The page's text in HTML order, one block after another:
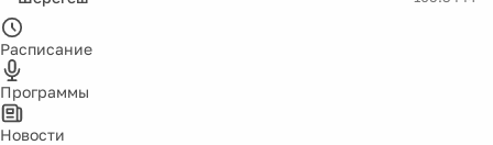
Расписание
Программы
Новости